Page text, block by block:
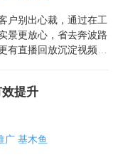
户别出心裁，通过在工
景更放心，省去奔波路
有直播回放沉淀视频，
提升
广 基木鱼